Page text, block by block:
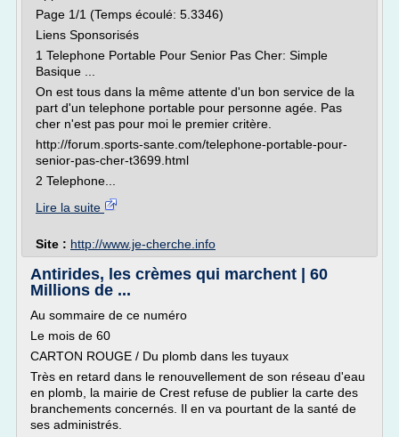
Page 1/1 (Temps écoulé: 5.3346)
Liens Sponsorisés
1 Telephone Portable Pour Senior Pas Cher: Simple
Basique ...
On est tous dans la même attente d'un bon service de la
part d'un telephone portable pour personne agée. Pas
cher n'est pas pour moi le premier critère.
http://forum.sports-sante.com/telephone-portable-pour-
senior-pas-cher-t3699.html
2 Telephone...
Lire la suite
Site : http://www.je-cherche.info
Antirides, les crèmes qui marchent | 60
Millions de ...
Au sommaire de ce numéro
Le mois de 60
CARTON ROUGE / Du plomb dans les tuyaux
Très en retard dans le renouvellement de son réseau d'eau
en plomb, la mairie de Crest refuse de publier la carte des
branchements concernés. Il en va pourtant de la santé de
ses administrés.